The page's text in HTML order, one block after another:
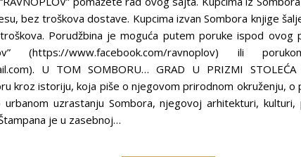
bez troškova dostave. Kupcima izvan Sombora knjige
Porudžbina je moguća putem poruke ispod ovog
(https://www.facebook.com/ravnoplov) ili
U TOM SOMBORU… GRAD U PRIZMI
kroz istoriju, koja piše o njegovom prirodnom okruženju,
urbanom uzrastanju Sombora, njegovoj arhitekturi,
je u zasebnoj…